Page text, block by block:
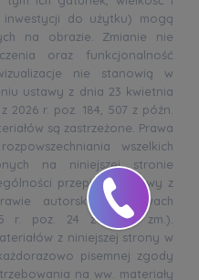
do użytku) mogą
na obrazie. Zmianie nie
oraz funkcjonalność
nie stanowią w
ustawy z dnia 23 kwietnia
2026 r. poz. 184, 507 z późn.
są zastrzeżone. Prawa
wszelkich
na niniejszej stronie
przepisom ustawy z
autorskim i prawach
r. poz. 24 z późn. zm.).
z niniejszej strony w
pisemnej zgody
na ww. materiały